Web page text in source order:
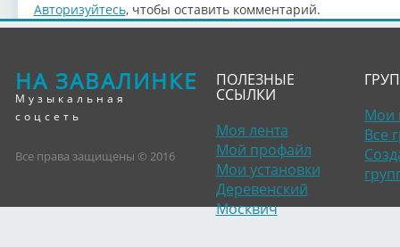
Авторизуйтесь, чтобы оставить комментарий.
НА ЗАВАЛИНКЕ
Музыкальная
соцсеть
Все права защищены © 2016
ПОЛЕЗНЫЕ
ССЫЛКИ
Моя лента
Мой профайл
Мои установки
Деревенский
Москвич
Мои
Все